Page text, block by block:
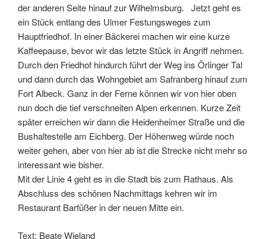
der anderen Seite hinauf zur Wilhelmsburg. Jetzt geht es
ein Stück entlang des Ulmer Festungsweges zum
Hauptfriedhof. In einer Bäckerei machen wir eine kurze
Kaffeepause, bevor wir das letzte Stück in Angriff nehmen.
Durch den Friedhof hindurch führt der Weg ins Örlinger Tal
und dann durch das Wohngebiet am Safranberg hinauf zum
Fort Albeck. Ganz in der Ferne können wir von hier oben
nun doch die tief verschneiten Alpen erkennen. Kurze Zeit
später erreichen wir dann die Heidenheimer Straße und die
Bushaltestelle am Eichberg. Der Höhenweg würde noch
weiter gehen, aber von hier ab ist die Strecke nicht mehr so
interessant wie bisher.
Mit der Linie 4 geht es in die Stadt bis zum Rathaus. Als
Abschluss des schönen Nachmittags kehren wir im
Restaurant Barfüßer in der neuen Mitte ein.
Text: Beate Wieland